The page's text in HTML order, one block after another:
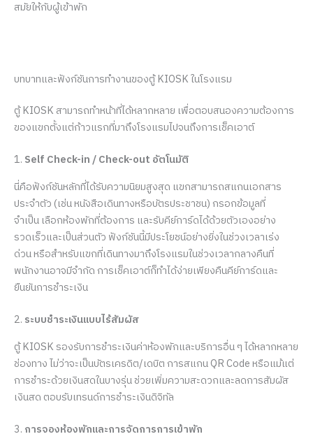
สมัยให้กับผู้เข้าพัก
บทบาทและฟังก์ชันการทำงานของตู้ KIOSK ในโรงแรม
ตู้ KIOSK สามารถทำหน้าที่ได้หลากหลาย เพื่อตอบสนองความต้องการ
ของแขกตั้งแต่ก้าวแรกที่มาถึงโรงแรมไปจนถึงการเช็คเอาต์
1. Self Check-in / Check-out อัตโนมัติ
นี่คือฟังก์ชันหลักที่ได้รับความนิยมสูงสุด แขกสามารถสแกนเอกสาร
ประจำตัว (เช่น หนังสือเดินทางหรือบัตรประชาชน) กรอกข้อมูลที่
จำเป็น เลือกห้องพักที่ต้องการ และรับคีย์การ์ดได้ด้วยตัวเองอย่าง
รวดเร็วและเป็นส่วนตัว ฟังก์ชันนี้มีประโยชน์อย่างยิ่งในช่วงเวลาเร่ง
ด่วน หรือสำหรับแขกที่เดินทางมาถึงโรงแรมในช่วงเวลากลางคืนที่
พนักงานอาจมีจำกัด การเช็คเอาต์ก็ทำได้ง่ายเพียงคืนคีย์การ์ดและ
ยืนยันการชำระเงิน
2. ระบบชำระเงินแบบไร้สัมผัส
ตู้ KIOSK รองรับการชำระเงินค่าห้องพักและบริการอื่น ๆ ได้หลากหลาย
ช่องทาง ไม่ว่าจะเป็นบัตรเครดิต/เดบิต การสแกน QR Code หรือแม้แต่
การชำระด้วยเงินสดในบางรุ่น ช่วยเพิ่มความสะดวกและลดการสัมผัส
เงินสด ตอบรับเทรนด์การชำระเงินดิจิทัล
3. การจองห้องพักและการจัดการการเข้าพัก